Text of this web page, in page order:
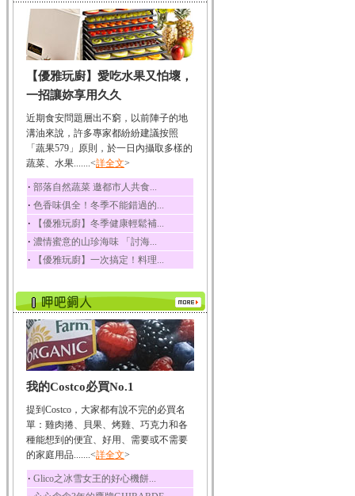
鮪魚
鮪魚肚肉中的不飽和脂
肪酸內富含EPA和DH...
韭菜
韭菜所含的膳食纖維能
幫助消化與通便；揮...
冬瓜
冬瓜營養價值高，鈉含
量極低是水腫病人的...
豆豉
豆豉裡頭含有營養的蛋
白質、脂肪、鈣、磷...
榛果
榛果裡所含的營養素有
蛋白質、脂肪、醣類...
迷迭香
酸、迷迭香酸、植物...
咖啡
咖啡中的咖啡因會刺激
中樞神經系統，特別...
椰子
椰子含有糖類、脂肪、
荔枝
荔枝性質溫和所含的營
養素有醣類、檸檬酸...
五味子
五味子性質溫熱所含營
【優雅玩廚】愛吃水果又怕壞，
一招讓妳享用久久
近期食安問題層出不窮，以前陣子的地
溝油來說，許多專家都紛紛建議按照
「蔬果579」原則，於一日內攝取多樣的
蔬菜、水果.......<詳全文>
‧ 部落自然蔬菜 邀都市人共食...
‧ 色香味俱全！冬季不能錯過的...
‧ 【優雅玩廚】冬季健康輕鬆補...
‧ 濃情蜜意的山珍海味 「討海...
‧ 【優雅玩廚】一次搞定！料理...
我的Costco必買No.1
提到Costco，大家都有說不完的必買名
單：雞肉捲、貝果、烤雞、巧克力和各
種能想到的便宜、好用、需要或不需要
的家庭用品.......<詳全文>
‧ Glico之冰雪女王的好心機餅...